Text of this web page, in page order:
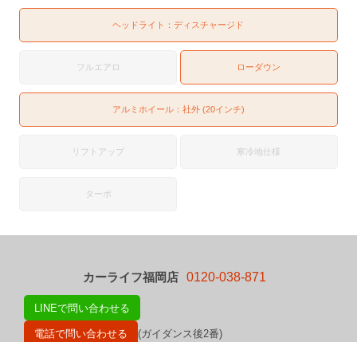
ヘッドライト：ディスチャージド
フルエアロ ローダウン
アルミホイール：社外 (20インチ)
リフトアップ 寒冷地仕様
ターボ
カーライフ福岡店 0120-038-871
LINEで問い合わせる
電話で問い合わせる (ガイダンス後2番)